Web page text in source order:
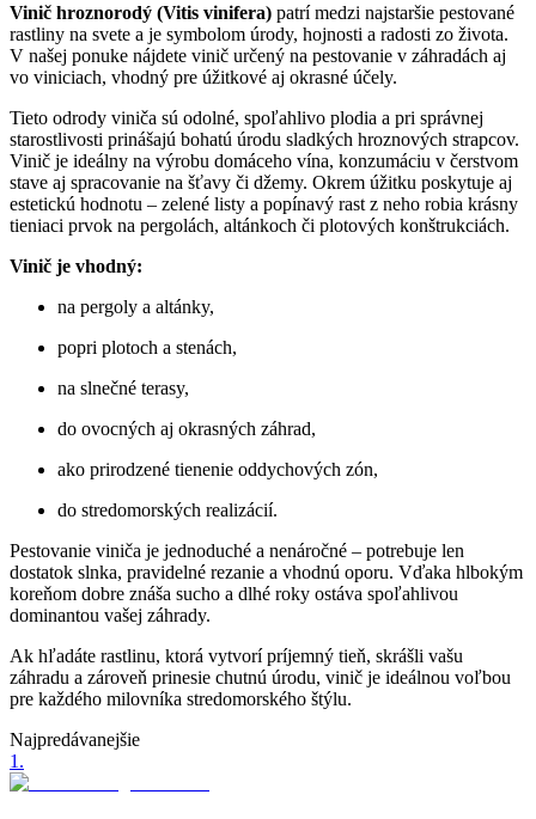
Vinič hroznorodý (Vitis vinifera) patrí medzi najstaršie pestované
rastliny na svete a je symbolom úrody, hojnosti a radosti zo života.
V našej ponuke nájdete vinič určený na pestovanie v záhradách aj
vo viniciach, vhodný pre úžitkové aj okrasné účely.
Tieto odrody viniča sú odolné, spoľahlivo plodia a pri správnej
starostlivosti prinášajú bohatú úrodu sladkých hroznových strapcov.
Vinič je ideálny na výrobu domáceho vína, konzumáciu v čerstvom
stave aj spracovanie na šťavy či džemy. Okrem úžitku poskytuje aj
estetickú hodnotu – zelené listy a popínavý rast z neho robia krásny
tieniaci prvok na pergolách, altánkoch či plotových konštrukciách.
Vinič je vhodný:
na pergoly a altánky,
popri plotoch a stenách,
na slnečné terasy,
do ovocných aj okrasných záhrad,
ako prirodzené tienenie oddychových zón,
do stredomorských realizácií.
Pestovanie viniča je jednoduché a nenáročné – potrebuje len
dostatok slnka, pravidelné rezanie a vhodnú oporu. Vďaka hlbokým
koreňom dobre znáša sucho a dlhé roky ostáva spoľahlivou
dominantou vašej záhrady.
Ak hľadáte rastlinu, ktorá vytvorí príjemný tieň, skrášli vašu
záhradu a zároveň prinesie chutnú úrodu, vinič je ideálnou voľbou
pre každého milovníka stredomorského štýlu.
Najpredávanejšie
1 .